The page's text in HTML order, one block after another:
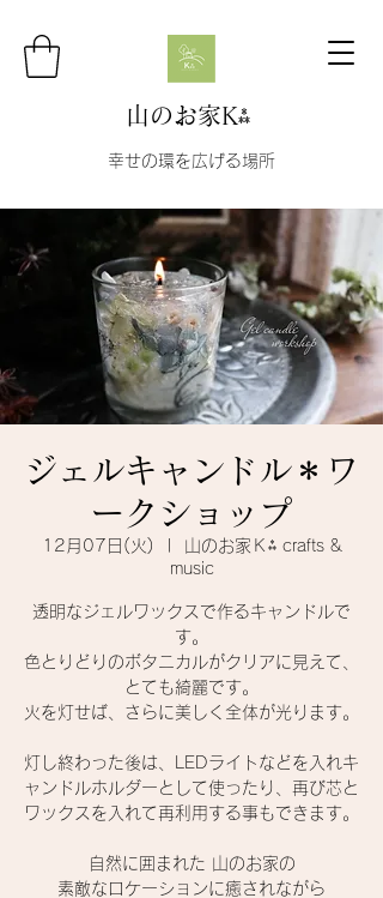
山のお家K⁂
幸せの環を広げる場所
ジェルキャンドル＊ワ
ークショップ
12月07日(火)
山のお家Ｋ⁂ crafts &
music
透明なジェルワックスで作るキャンドルで
す。
色とりどりのボタニカルがクリアに見えて、
とても綺麗です。
火を灯せば、さらに美しく全体が光ります。
灯し終わった後は、LEDライトなどを入れキ
ャンドルホルダーとして使ったり、再び芯と
ワックスを入れて再利用する事もできます。
自然に囲まれた 山のお家の
素敵なロケーションに癒されながら